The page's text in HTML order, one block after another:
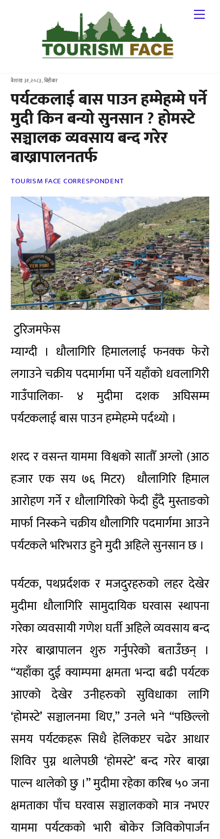
बैशाख ३१,२०८३, बिहीबार
पर्यटकलाई बास पाउन हम्मेहम्मे पर्ने
मुदी किन बन्यो सुनसान ? होमस्टे
सञ्चालक व्यवसाय बन्द गरेर
बाख्रापालनतर्फ
TOURISM FACE CORRESPONDENT
टुरिजमफेस
म्याग्दी । धौलागिरि हिमाललाई फनक्क फेरो
लगाउने चक्रीय पदमार्गमा पर्ने यहाँको धवलागिरी
गाउँपालिका- ४ मुदीमा दशक अघिसम्म
पर्यटकलाईबास पाउनहम्मेहम्मे पर्दथ्यो ।
शरद र वसन्त याममा विश्वको सातौँ अग्लो(आठ
हजार एक सय ७६मिटर) धौलागिरि हिमाल
आरोहण गर्ने र धौलागिरिको फेदी हुँदै मुस्ताङको
मार्फा निस्कने चक्रीय धौलागिरि पदमार्गमा आउने
पर्यटकले भरिभराउ हुने मुदी अहिले सुनसान छ ।
पर्यटक,पथप्रर्दशकरमजदुरहरुकोलहर देखेर
मुदीमा धौलागिरि सामुदायिक घरवास स्थापना
गरेका व्यवसायी गणेश घर्ती अहिले व्यवसाय बन्द
गरेर बाख्रापालन शुरु गर्नुपरेको बताउँछन् ।
“यहाँका दुई क्याम्पमा क्षमता भन्दा बढी पर्यटक
आएको देखेरउनीहरुकोसुविधाका लागि
‘होमस्टे’ सञ्चालनमा थिए,” उनले भने “पछिल्लो
समयपर्यटकहरूसिधै हेलिकप्टर चढेर आधार
शिविर पुग्न थालेपछी‘होमस्टे’ बन्द गरेर बाख्रा
पाल्न थालेको छु ।” मुदीमा रहेका करिब ५० जना
क्षमताका पाँच घरवास सञ्चालकको मात्र नभएर
याममा पर्यटकको भारी बोकेर जिविकोपार्जन